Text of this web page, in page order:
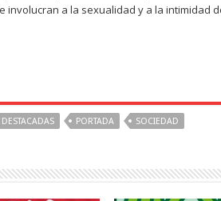
a la sexualidad y a la intimidad
DESTACADAS PORTADA SOCIEDAD